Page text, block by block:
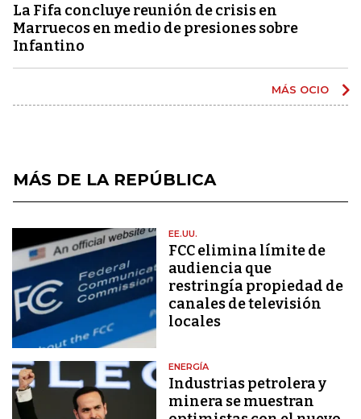
La Fifa concluye reunión de crisis en
Marruecos en medio de presiones sobre
Infantino
MÁS OCIO
MÁS DE LA REPÚBLICA
EE.UU.
FCC elimina límite de
audiencia que
restringía propiedad de
canales de televisión
locales
ENERGÍA
Industrias petrolera y
minera se muestran